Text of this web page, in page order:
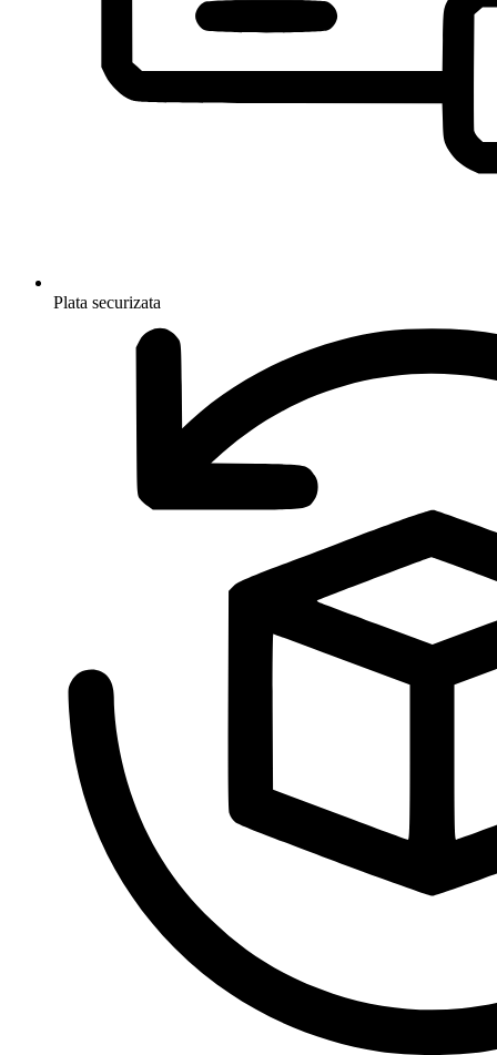
Plata securizata